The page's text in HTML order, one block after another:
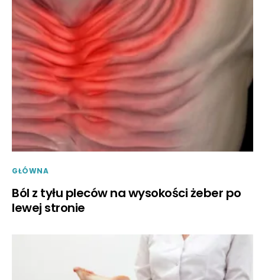
GŁÓWNA
Ból z tyłu pleców na wysokości żeber po
lewej stronie